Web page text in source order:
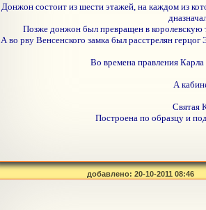
Донжон состоит из шести этажей, на каждом из
Позже донжон был превращен в
А во рву Венсенского замка был расстрелян
Во времена правления
А
Святая
Построена по образцу и
добавлено: 20-10-2011 08:46